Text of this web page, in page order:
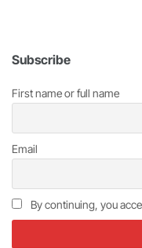
Subscribe
First name or full name
Email
By continuing, you